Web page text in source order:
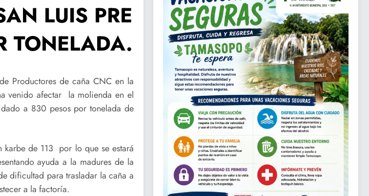
LUIS PRE
TONELADA.
Productores de caña CNC en la
venido afectar la molienda en el
a 830 pesos por tonelada de
karbe de 113 por lo que se estará
ayuda a la madures de la
dificultad para trasladar la caña a
a la factoría.